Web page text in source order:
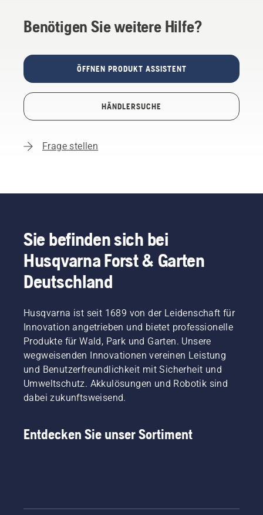
Benötigen Sie weitere Hilfe?
ÖFFNEN PRODUKT ASSISTENT
HÄNDLERSUCHE
Frage stellen
Sie befinden sich bei
Husqvarna Forst & Garten
Deutschland
Husqvarna ist seit 1689 von der Leidenschaft für
Innovation angetrieben und bietet professionelle
Produkte für Wald, Park und Garten. Unsere
wegweisenden Innovationen vereinen Leistung
und Benutzerfreundlichkeit mit Sicherheit und
Umweltschutz. Akkulösungen und Robotik sind
dabei zukunftsweisend.
Entdecken Sie unser Sortiment